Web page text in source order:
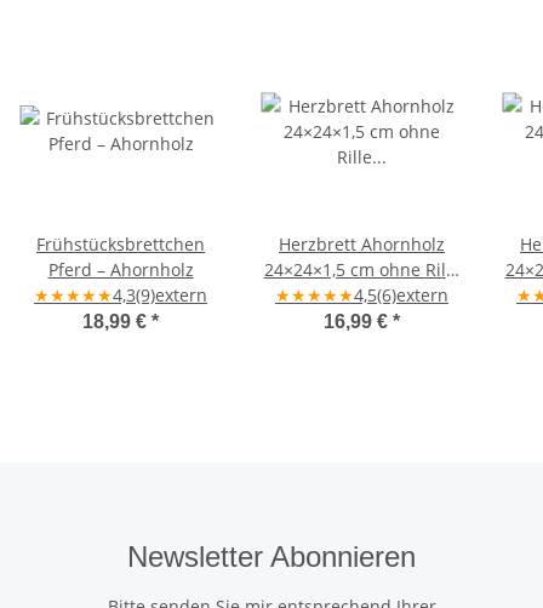
Frühstücksbrettchen
Pferd – Ahornholz
★★★★★4,3(9)extern
18,99 € *
Herzbrett Ahornholz
24×24×1,5 cm ohne Rille
„Schön, dass es Dich
gibt" – handgefertigt
★★★★★4,5(6)extern
16,99 € *
★
Newsletter Abonnieren